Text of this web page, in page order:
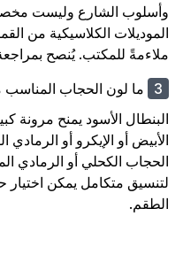
وأسلوب الشارع وليست
الموديلات الكلاسيكية من
ملاءمةً للمكتب. يُنصح
ما لون الحجاب المناسب
البنطال الأسود يمنح مرونة
الأبيض أو الإيكرو أو الرمادي
الحجاب الكحلي أو الرمادي
لتنسيق متكامل يمكن
الطقم.